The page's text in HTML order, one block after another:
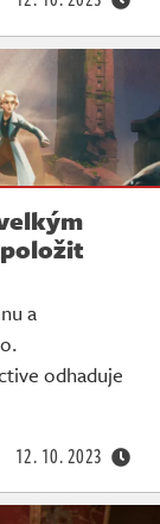
a
odhaduje
12. 10. 2023